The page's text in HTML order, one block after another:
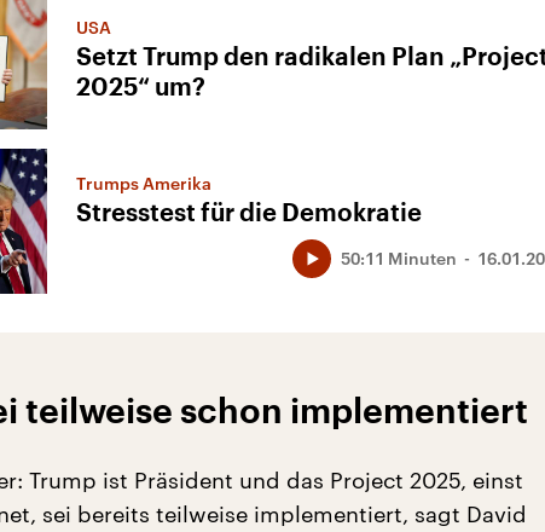
USA
Setzt Trump den radikalen Plan
2025“ um?
Trumps Amerika
Stresstest für die Demokratie
50:11 Minuten
teilweise schon implementiert
Trump ist Präsident und das Project 2025, einst
sei bereits teilweise implementiert, sagt David